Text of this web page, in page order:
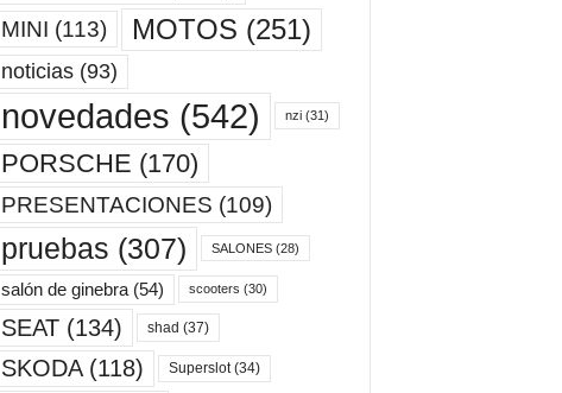
MINI (113) MOTOS (251)
noticias(93)
novedades (542) nzi(31)
PORSCHE (170)
PRESENTACIONES (109)
pruebas (307) SALONES(28)
salón de ginebra(54) scooters (30)
SEAT(134) shad (37)
SKODA(118) Superslot(34)